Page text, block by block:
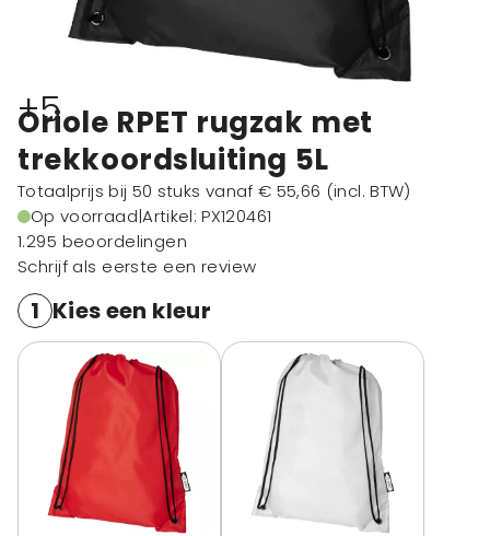
+5
Oriole RPET rugzak met
trekkoordsluiting 5L
Totaalprijs bij 50 stuks vanaf € 55,66 (incl. BTW)
Op voorraad|Artikel: PX120461
1.295 beoordelingen
Schrijf als eerste een review
1 Kies een kleur